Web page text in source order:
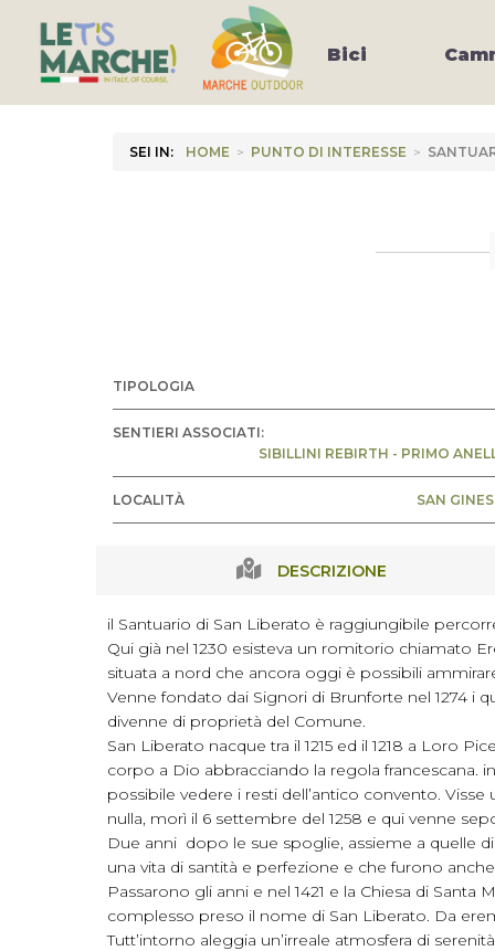
Bici
SEI IN: HOME > PUNTO DI INTERESSE >
TIPOLOGIA
SENTIERI ASSOCIATI:
SIBILLINI REBIRTH - PRIMO
LOCALITÀ SAN
DESCRIZIONE
il Santuario di San Liberato è raggiungibile
Qui già nel 1230 esisteva un romitorio chiamato
situata a nord che ancora oggi è possibili
Venne fondato dai Signori di Brunforte nel 1274 i
divenne di proprietà del Comune.
San Liberato nacque tra il 1215 ed il 1218 a Loro
corpo a Dio abbracciando la regola francescana.
possibile vedere i resti dell’antico convento.
nulla, morì il 6 settembre del 1258 e qui venne
Due anni dopo le sue spoglie, assieme a quelle
una vita di santità e perfezione e che furono
Passarono gli anni e nel 1421 e la Chiesa di
complesso preso il nome di San Liberato. Da
Tutt’intorno aleggia un’irreale atmosfera di